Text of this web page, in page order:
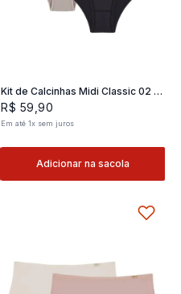
Kit de Calcinhas Midi Classic 02 -
2 und
R$ 59 ,90
Em até 1x sem juros
Adicionar na sacola